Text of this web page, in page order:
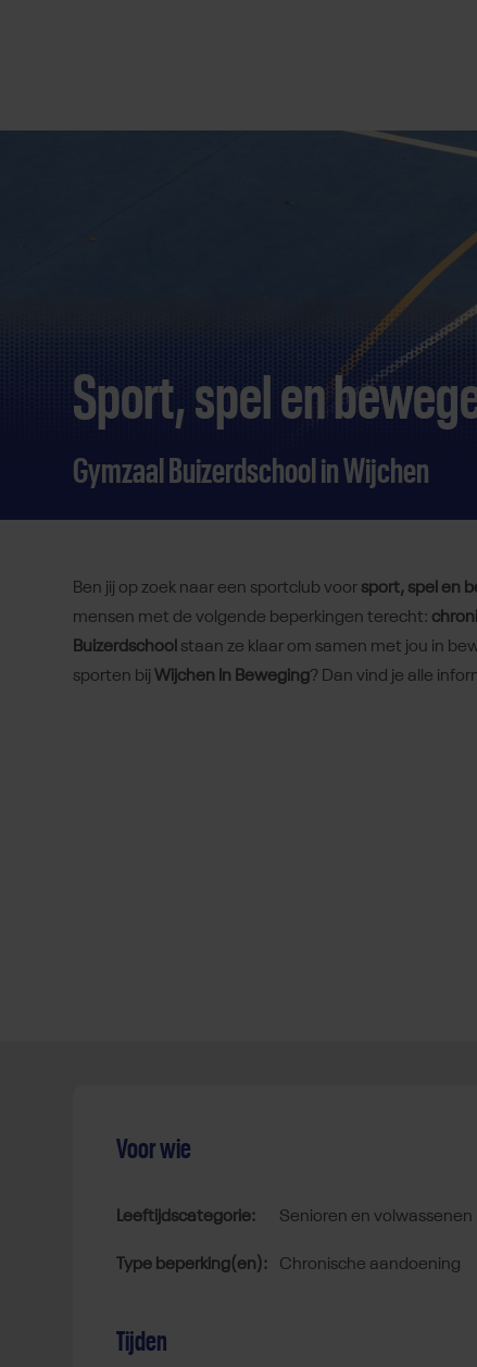
Sport, spel en
Gymzaal Buizerdschool in Wijchen
Ben jij op zoek naar een sportclub voor sport, spel en
mensen met de volgende beperkingen terecht:
Buizerdschool staan ze klaar om samen met jou in
sporten bij Wijchen In Beweging? Dan vind je alle
Voor wie
Leeftijdscategorie: senioren en volwassenen
Type beperking(en): chronische aandoening
Tijden